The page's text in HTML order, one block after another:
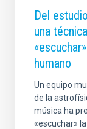
Del
una
humano
Un equipo
de la
música ha
«escuchar»